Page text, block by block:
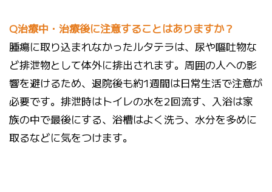
Q治療中・治療後に注意することはありますか？
腫瘍に取り込まれなかったルタテラは、尿や嘔吐物な
ど排泄物として体外に排出されます。周囲の人への影
響を避けるため、退院後も約1週間は日常生活で注意が
必要です。排泄時はトイレの水を2回流す、入浴は家
族の中で最後にする、浴槽はよく洗う、水分を多めに
取るなどに気をつけます。